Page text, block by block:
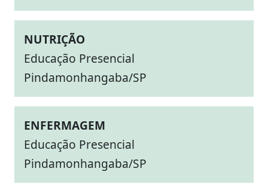
NUTRIÇÃO
Educação Presencial
Pindamonhangaba/SP
ENFERMAGEM
Educação Presencial
Pindamonhangaba/SP